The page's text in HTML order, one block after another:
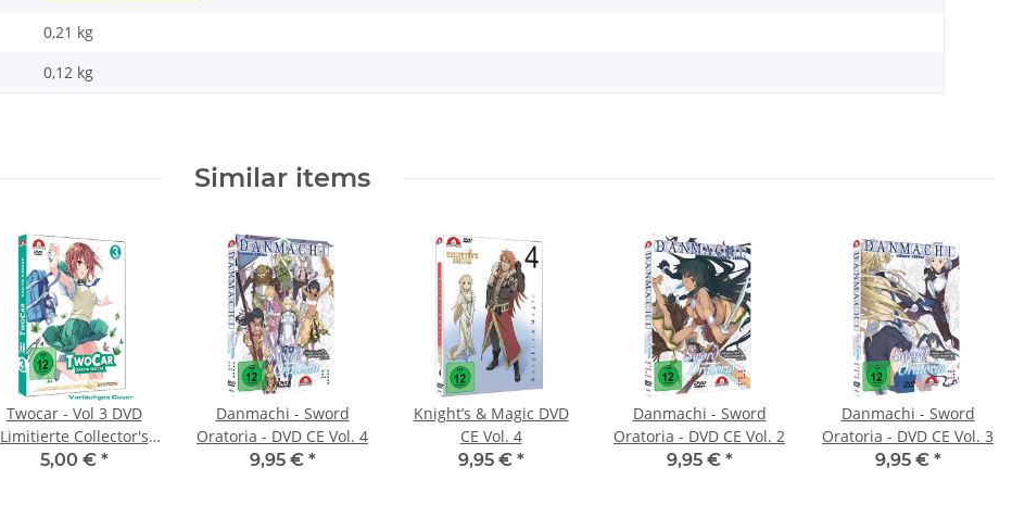
0,21 kg
0,12 kg
Similar items
Twocar - Vol 3 DVD
Limitierte Collector's
Edition
5,00 € *
Danmachi - Sword
Oratoria - DVD CE Vol. 4
9,95 € *
Knight’s & Magic DVD
CE Vol. 4
9,95 € *
Danmachi - Sword
Oratoria - DVD CE Vol. 2
9,95 € *
Danmachi - Sword
Oratoria - DVD CE Vol. 3
9,95 € *